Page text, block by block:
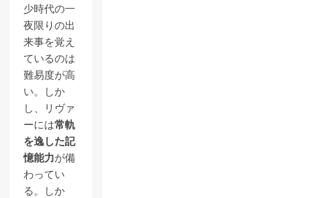
少時代の一
夜限りの出
来事を覚え
ているのは
難易度が高
い。しか
し、リヴァ
ーには常軌
を逸した記
憶能力が備
わってい
る。しか